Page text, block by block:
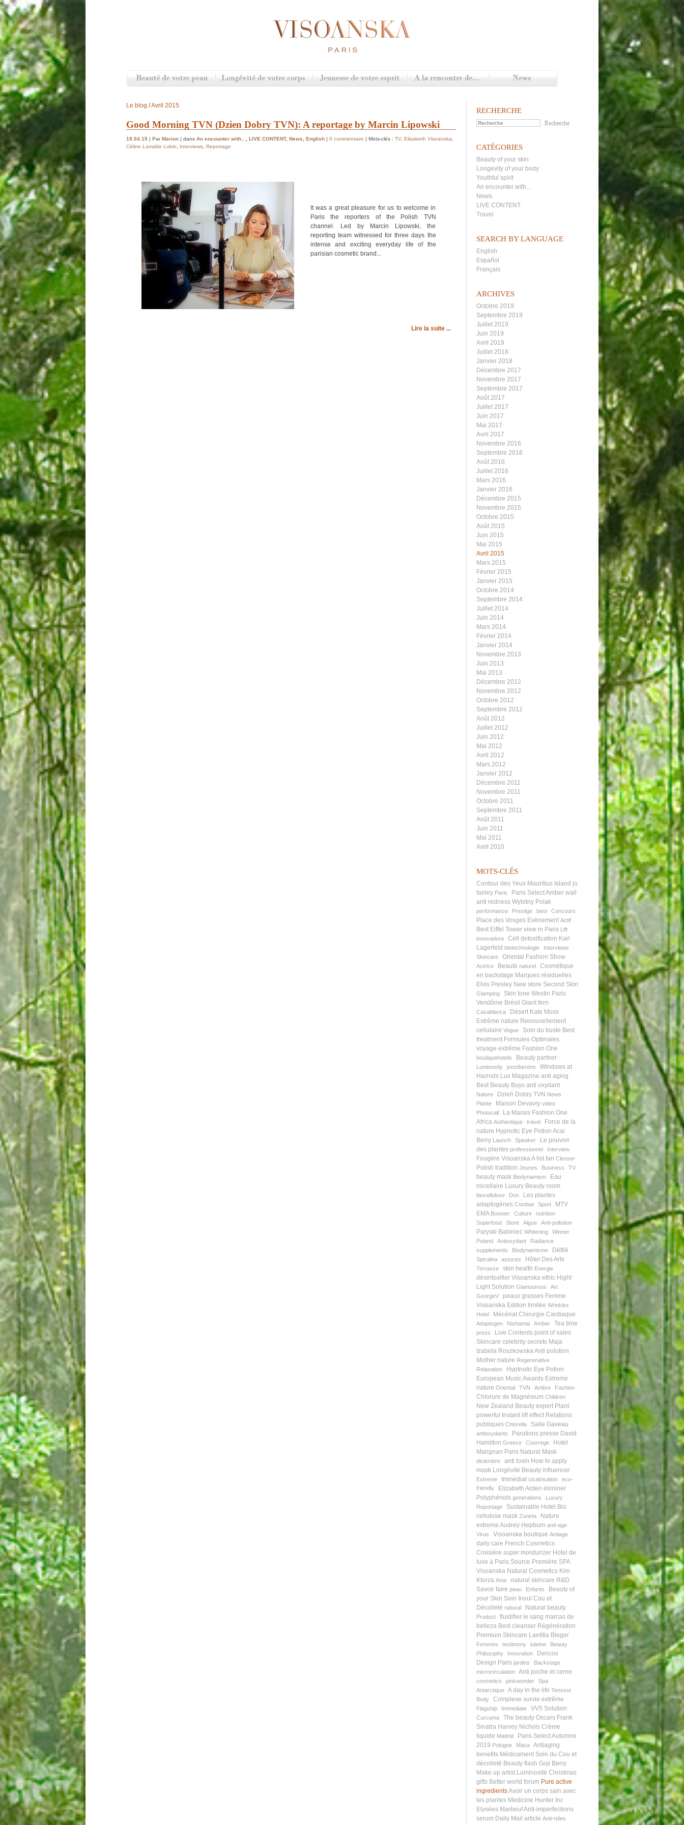
RECHERCHE
CATÉGORIES
Beauty of your skin
Longevity of your body
Youthful spirit
An encounter with...
News
LIVE CONTENT
Travel
SEARCH BY LANGUAGE
English
Español
Français
ARCHIVES
Octobre 2019
Septembre 2019
Juillet 2019
Juin 2019
Avril 2019
Juillet 2018
Janvier 2018
Décembre 2017
Novembre 2017
Septembre 2017
Août 2017
Juillet 2017
Juin 2017
Mai 2017
Avril 2017
Novembre 2016
Septembre 2016
Août 2016
Juillet 2016
Mars 2016
Janvier 2016
Décembre 2015
Novembre 2015
Octobre 2015
Août 2015
Juin 2015
Mai 2015
Avril 2015
Mars 2015
Février 2015
Janvier 2015
Octobre 2014
Septembre 2014
Juillet 2014
Juin 2014
Mars 2014
Février 2014
Janvier 2014
Novembre 2013
Juin 2013
Mai 2013
Décembre 2012
Novembre 2012
Octobre 2012
Septembre 2012
Août 2012
Juillet 2012
Juin 2012
Mai 2012
Avril 2012
Mars 2012
Janvier 2012
Décembre 2011
Novembre 2011
Octobre 2011
Septembre 2011
Août 2011
Juin 2011
Mai 2011
Avril 2010
MOTS-CLÉS
Contour des Yeux Mauritius Island jo
fairley Paris Paris SelectAmber wall
anti redness Wybitny Polak
performance Prestige best Concours
Place des Vosges Evènement Actif
Best Eiffel Tower view in Paris Lift
innovadora
Cell detoxification Karl
Lagerfeld biotechnologie
Interviews
Skincare
Oriental Fashion Show
Actrice Beauté naturel
Cosmétique
en backstage Marques résiduelles
Elvis Presley New store Second Skin
Glamping Skin tone Westin Paris
Vendôme Brésil Giant fern
Casablanca Désert Kate Moss
Extrême nature Renouvellement
cellulaire Vogue Soin du buste Best
treatment Formules Optimales
voyage extrême Fashion One
boutiquehotels Beauty partner
Luminosity joostberens
Windows at
Harrods Lux Magazine anti aging
Best Beauty Buys anti oxydant
Nature Dzień Dobry TVN News
Plante
Maison Devavry video
Photocall
La Marais Fashion One
Africa Authentique travel
Force de la
nature Hypnotic Eye Potion Acai
Berry Launch Speaker
Le pouvoir
des plantes professionnel Interview
Fougère Visoanska A list fan Clenser
Polish tradition Jeunes Business TV
beauty mask Biodynamism
Eau
micellaire Luxury Beauty room
biocellulose Don
Les plantes
adaptogènes Combat Sport
MTV
EMA Booster Culture
nutrition
Superfood
Store Algue Anti-pollution
Paryski Babiniec Whitening
Winner
Poland
Antioxydant
Radiance
supplements
Biodynamisme Défilé
Spirulina astuces Hôtel Des Arts
Terrasse skin health Energie
désintoxifier Visoanska ethic Hight
Light Solution Glamourous
Art
GeorgeV
peaux grasses Femme
Visoanska Edition limitée Wrinkles
Hotel
Mécénat Chirurgie Cardiaque
Adaptogen Nishamai Amber Tea time
press Live Contents point of sales
Skincare celebrity secrets Maja
Izabela RoszkowskaAnti polution
Mother nature Regerenative
Relaxation
Hyptnotic Eye Potion
European Music Awards Extreme
nature Oriental TVN Ambre Fashion
Chlorure de Magnésium Children
New Zealand Beauty expert Plant
powerful
Instant lift effect Relations
publiques Chlorella Salle Gaveau
antioxydants Parutions presse David
Hamilton Greece Courrege
Hotel
Marignan Paris Natural Mask
diciembre anti toxin How to apply
mask Longévité Beauty influencer
Extreme Immédiat cicatrisation eco-
friendly Elizabeth Arden éliminer
Polyphénols generations
Luxury
Reportage
Sustainable Hotel
Bio
cellulose mask Zuneta
Nature
extreme Audrey Hepburn anti-age
Virus
Visoanska boutique Antiage
daily care French Cosmetics
Croisière super moisturizer Hotel de
luxe à Paris Source Première SPA
Visoanska Natural Cosmetics Kim
Ktorza Asia natural skincare R&D
Savoir faire peau Enfants
Beauty of
your Skin Soin Inouï Cou et
Décolleté natural Natural beauty
Product fluidifier le sang marcas de
belleza Best cleanser Régénèration
Premium Skincare Laetitia Bleger
Femmes testimony luteine
Beauty
Philosophy
Innovation
Dencov
Design Paris jardins
Backstage
microcirculation Anti poche et cerne
cosmetics pinkwonder
Spa
Antarctique A day in the life Tenseur
Body
Complexe survie extrême
Flagship Immediate VV5 Solution
Curcuma The beauty Oscars Frank
Sinatra Harvey Nichols Crème
liquide Madrid
Paris Select Automne
2019 Pologne Maca Antiaging
benefits Médicament Soin du Cou et
décolleté Beauty flash Goji Berry
Make up artist Luminosité Christmas
gifts Better world forum Pure active
ingredientsAvoir un corps sain avec
les plantes Medicine Hunter Inc
Elysées MarbeufAnti-imperfections
serum Daily Mail article Anti-rides
Le blog /Avril 2015
Good Morning TVN (Dzien Dobry TVN): A reportage by Marcin Lipowski
19.04.15 | ParMarion | dans An encounter with..., LIVE CONTENT, News, English | 0 commentaire | Mots-clés : TV, Elisabeth Visoanska,
Céline Larralde Lubin, Interviews, Reportage
It was a great pleasure for us to welcome in
Paris the reporters of the Polish TVN
channel. Led by Marcin Lipowski, the
reporting team witnessed for three days the
intense and exciting everyday life of the
parisian cosmetic brand...
Lire la suite ...